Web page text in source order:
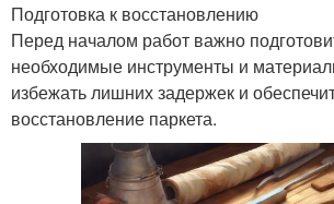
Подготовка к восстановлению
Перед началом работ важно
необходимые инструменты и
избежать лишних задержек и
восстановление паркета.